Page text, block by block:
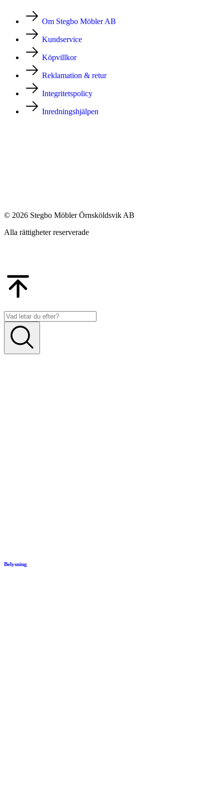
Om Stegbo Möbler AB
Kundservice
Köpvillkor
Reklamation & retur
Integritetspolicy
Inredningshjälpen
© 2026 Stegbo Möbler Örnsköldsvik AB
Alla rättigheter reserverade
Belysning